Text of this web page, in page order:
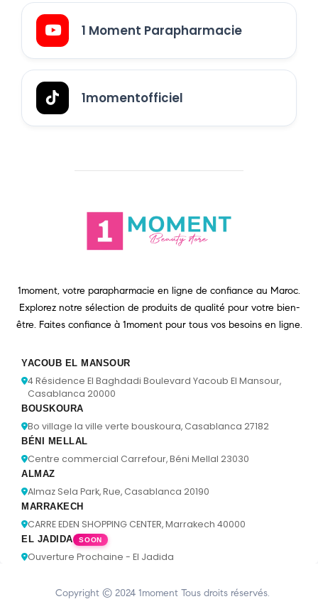
1 Moment Parapharmacie
1momentofficiel
1moment, votre parapharmacie en ligne de confiance au Maroc.
Explorez notre sélection de produits de qualité pour votre bien-
être. Faites confiance à 1moment pour tous vos besoins en ligne.
YACOUB EL MANSOUR
4 Résidence El Baghdadi Boulevard Yacoub El Mansour,
Casablanca 20000
BOUSKOURA
Bo village la ville verte bouskoura, Casablanca 27182
BÉNI MELLAL
Centre commercial Carrefour, Béni Mellal 23030
ALMAZ
Almaz Sela Park, Rue, Casablanca 20190
MARRAKECH
CARRE EDEN SHOPPING CENTER, Marrakech 40000
EL JADIDA SOON
Ouverture Prochaine - El Jadida
Copyright © 2024 1moment Tous droits réservés.